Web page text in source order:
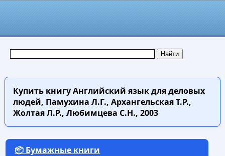
Купить книгуАнглийский язык для деловых
людей, Памухина Л.Г., Архангельская Т.Р.,
Жолтая Л.Р., Любимцева С.Н., 2003
📦 Бумажные книги